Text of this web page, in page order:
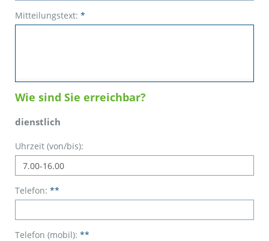
Mitteilungstext: *
Wie sind Sie erreichbar?
dienstlich
Uhrzeit (von/bis):
Telefon: **
Telefon (mobil): **